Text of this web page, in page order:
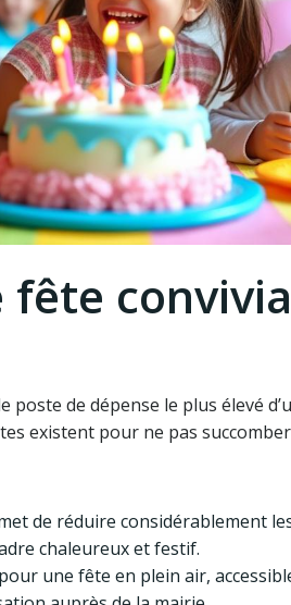
fête
de dépense le plus élevé
existent pour ne pas
de réduire considérablement
chaleureux et festif.
une fête en plein air,